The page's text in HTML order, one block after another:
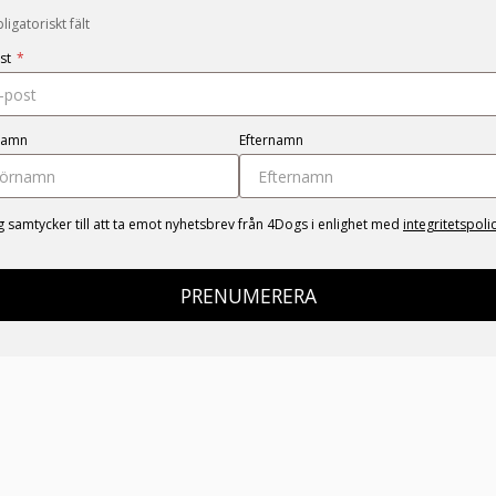
fält
*
Efternamn
samtycker till att ta emot nyhetsbrev från 4Dogs i enlighet med
PRENUMERERA